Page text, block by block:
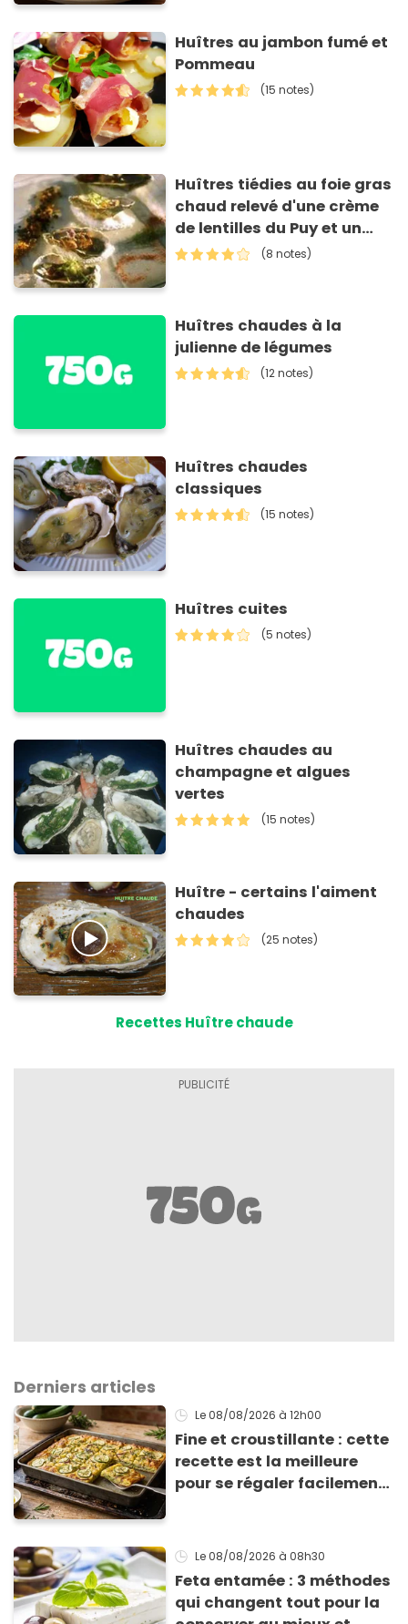
Huîtres au jambon fumé et
Pommeau
(15 notes)
Huîtres tiédies au foie gras
chaud relevé d'une crème
de lentilles du Puy et un
coulis de cerfeuil
(8 notes)
Huîtres chaudes à la
julienne de légumes
(12 notes)
Huîtres chaudes
classiques
(15 notes)
Huîtres cuites
(5 notes)
Huîtres chaudes au
champagne et algues
vertes
(15 notes)
Huître - certains l'aiment
chaudes
(25 notes)
Recettes Huître chaude
Derniers articles
Le 08/08/2026 à 12h00
Fine et croustillante : cette
recette est la meilleure
pour se régaler facilement
Le 08/08/2026 à 08h30
Feta entamée : 3 méthodes
qui changent tout pour la